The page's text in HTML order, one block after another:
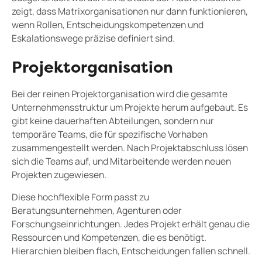
zeigt, dass Matrixorganisationen nur dann funktionieren,
wenn Rollen, Entscheidungskompetenzen und
Eskalationswege präzise definiert sind.
Projektorganisation
Bei der reinen Projektorganisation wird die gesamte
Unternehmensstruktur um Projekte herum aufgebaut. Es
gibt keine dauerhaften Abteilungen, sondern nur
temporäre Teams, die für spezifische Vorhaben
zusammengestellt werden. Nach Projektabschluss lösen
sich die Teams auf, und Mitarbeitende werden neuen
Projekten zugewiesen.
Diese hochflexible Form passt zu
Beratungsunternehmen, Agenturen oder
Forschungseinrichtungen. Jedes Projekt erhält genau die
Ressourcen und Kompetenzen, die es benötigt.
Hierarchien bleiben flach, Entscheidungen fallen schnell.